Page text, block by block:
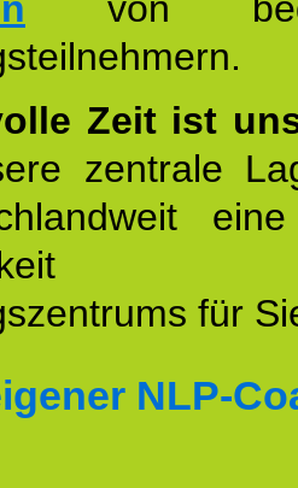
Zeit ist
zentrale
für
NLP-